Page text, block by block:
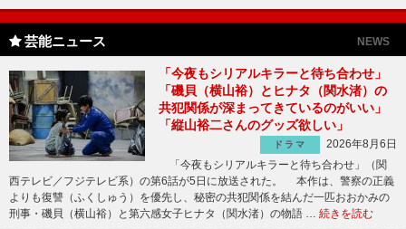
芸能ニュース NEWS
「今夜もシリアルキラーと待ち合わせ」
「磯貝（横山裕）とヒナタ（関水渚）の
共犯関係が深まってきているのがいい」
「縦山裕二さんのグッズ欲しい」
ドラマ
2026年8月6日
「今夜もシリアルキラーと待ち合わせ」（関
西テレビ／フジテレビ系）の第6話が5日に放送された。 本作は、警察の正義
よりも復讐（ふくしゅう）を優先し、秘密の共犯関係を結んだ一匹おおかみの
刑事・磯貝（横山裕）と第六感女子ヒナタ（関水渚）の物語 … 続きを読む